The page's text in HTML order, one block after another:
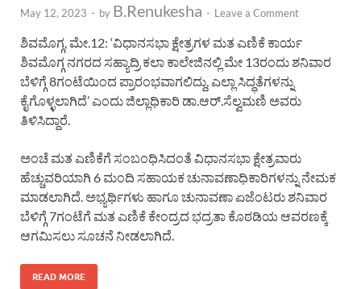
May 12, 2023 - by B.Renukesha - Leave a Comment
ಶಿವಮೊಗ್ಗ, ಮೇ.12: ‘ವಿಧಾನಸಭಾ ಕ್ಷೇತ್ರಗಳ ಮತ ಎಣಿಕೆ ಕಾರ್ಯ
ಶಿವಮೊಗ್ಗ ನಗರದ ಸಹ್ಯಾದ್ರಿ ಕಲಾ ಕಾಲೇಜಿನಲ್ಲಿ ಮೇ 13ರಂದು ಶನಿವಾರ
ಬೆಳಿಗ್ಗೆ 8ಗಂಟೆಯಿಂದ ಪ್ರಾರಂಭವಾಗಲಿದ್ದು, ಎಲ್ಲಾ ಸಿದ್ಧತೆಗಳನ್ನು
ಕೈಗೊಳ್ಳಲಾಗಿದೆ’ ಎಂದು ಜಿಲ್ಲಾಧಿಕಾರಿ ಡಾ.ಆರ್.ಸೆಲ್ವಮಣಿ ಅವರು
ತಿಳಿಸಿದ್ದಾರೆ.
ಅಂಚೆ ಮತ ಎಣಿಕೆಗೆ ಸಂಬಂಧಿಸಿದಂತೆ ವಿಧಾನಸಭಾ ಕ್ಷೇತ್ರವಾರು
ಹೆಚ್ಚುವರಿಯಾಗಿ 6 ಮಂದಿ ಸಹಾಯಕ ಚುನಾವಣಾಧಿಕಾರಿಗಳನ್ನು ನೇಮಕ
ಮಾಡಲಾಗಿದೆ. ಅಭ್ಯರ್ಥಿಗಳು ಹಾಗೂ ಚುನಾವಣಾ ಏಜೆಂಟರು ಶನಿವಾರ
ಬೆಳಿಗ್ಗೆ 7ಗಂಟೆಗೆ ಮತ ಎಣಿಕೆ ಕೇಂದ್ರದ ಭದ್ರತಾ ಕೊಠಡಿಯ ಆವರಣಕ್ಕೆ
ಆಗಮಿಸಲು ಸೂಚನೆ ನೀಡಲಾಗಿದೆ.
READ MORE